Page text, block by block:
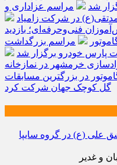
شد
مراسم عزاداری و
در شرکت زامیاد
فنی‌وحرفه‌ای؛ بازدید
مراسم بزرگداشت
پارس خودرو برگزار شد
خرمشهر در نمازخانه
در بزرگترین مسابقات
گل کوچک جهان شرکت کرد
و غدير